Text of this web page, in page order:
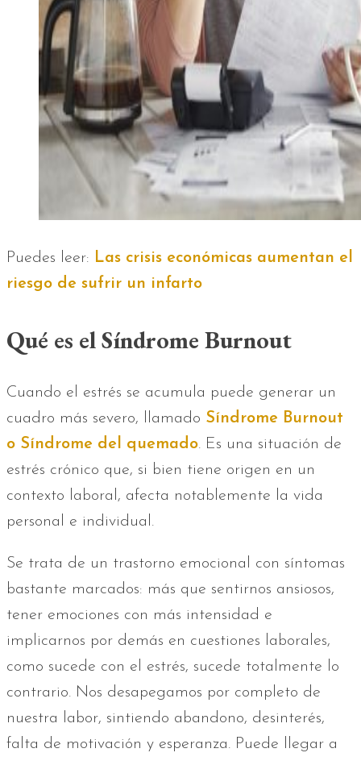
Puedes leer: Las crisis económicas aumentan el
riesgo de sufrir un infarto
Qué es el Síndrome Burnout
Cuando el estrés se acumula puede generar un
cuadro más severo, llamado Síndrome Burnout
o Síndrome del quemado. Es una situación de
estrés crónico que, si bien tiene origen en un
contexto laboral, afecta notablemente la vida
personal e individual.
Se trata de un trastorno emocional con síntomas
bastante marcados: más que sentirnos ansiosos,
tener emociones con más intensidad e
implicarnos por demás en cuestiones laborales,
como sucede con el estrés, sucede totalmente lo
contrario. Nos desapegamos por completo de
nuestra labor, sintiendo abandono, desinterés,
falta de motivación y esperanza. Puede llegar a